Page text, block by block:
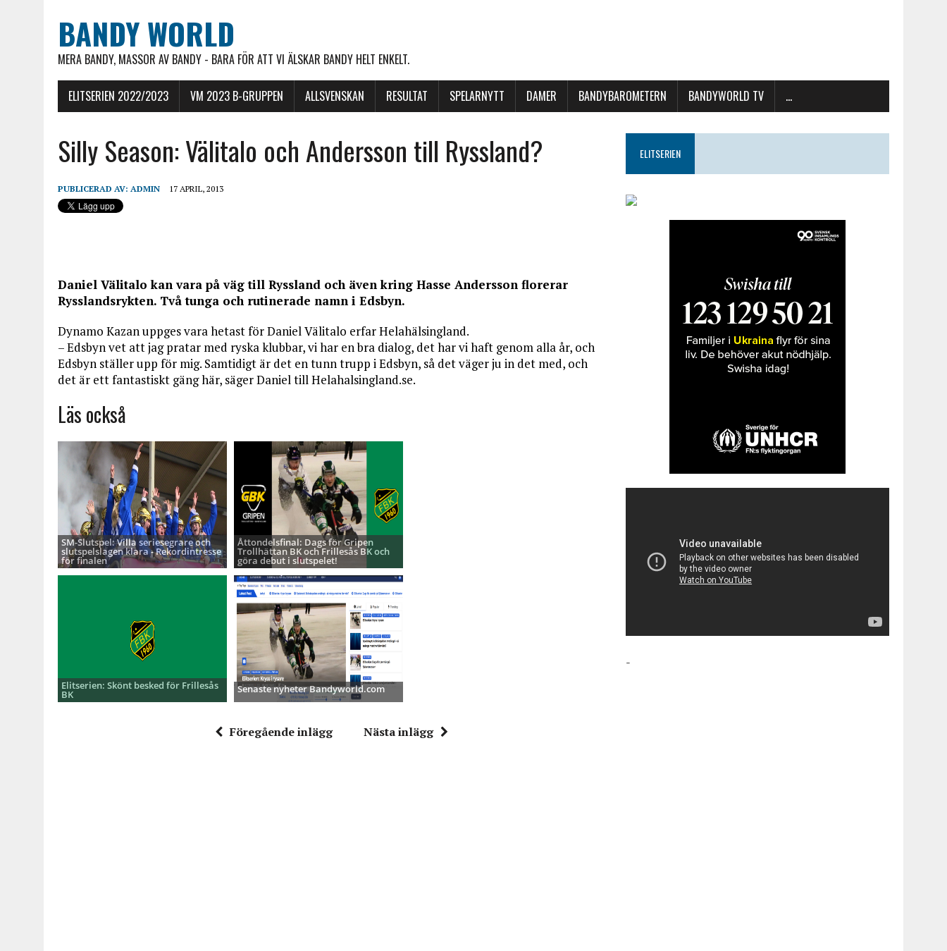
BANDY WORLD
MERA BANDY, MASSOR AV BANDY - BARA FÖR ATT VI ÄLSKAR BANDY HELT ENKELT.
ELITSERIEN 2022/2023 VM 2023 B-GRUPPEN ALLSVENSKAN RESULTAT SPELARNYTT DAMER BANDYBAROMETERN BANDYWORLD TV …
Silly Season: Välitalo och Andersson till Ryssland?
PUBLICERAD AV: ADMIN 17 APRIL, 2013
Daniel Välitalo kan vara på väg till Ryssland och även kring Hasse Andersson florerar
Rysslandsrykten. Två tunga och rutinerade namn i Edsbyn.
Dynamo Kazan uppges vara hetast för Daniel Välitalo erfar Helahälsingland.
– Edsbyn vet att jag pratar med ryska klubbar, vi har en bra dialog, det har vi haft genom alla år, och
Edsbyn ställer upp för mig. Samtidigt är det en tunn trupp i Edsbyn, så det väger ju in det med, och
det är ett fantastiskt gäng här, säger Daniel till Helahalsingland.se.
Läs också
SM-Slutspel: Villa seriesegrare och
slutspelslagen klara - Rekordintresse
för finalen
Åttondelsfinal: Dags för Gripen
Trollhättan BK och Frillesås BK och
göra debut i slutspelet!
Elitserien: Skönt besked för Frillesås
BK Senaste nyheter Bandyworld.com
Föregående inlägg Nästa inlägg
ELITSERIEN
-